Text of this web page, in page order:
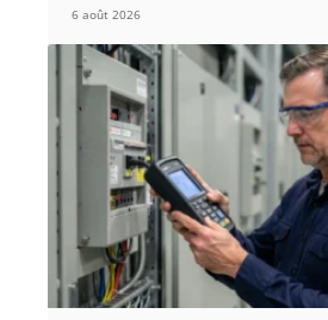
6 août 2026